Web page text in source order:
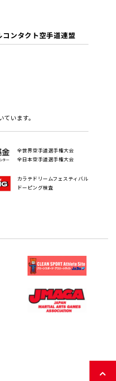
ンタクト空手道連盟
います。
全世界空手道選手権大会
全日本空手道選手権大会
カラテドリームフェスティバル
ドーピング検査